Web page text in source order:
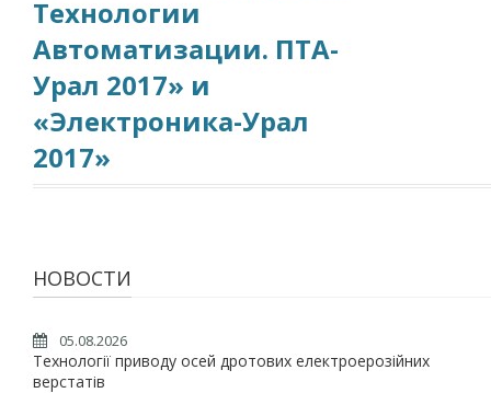
Технологии
Автоматизации. ПТА-
Урал 2017» и
«Электроника-Урал
2017»
НОВОСТИ
05.08.2026
Технології приводу осей дротових електроерозійних
верстатів